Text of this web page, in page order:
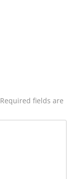
Required fields are